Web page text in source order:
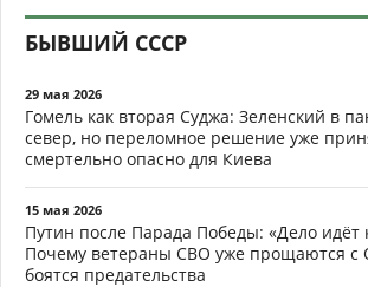
БЫВШИЙ СССР
29 мая 2026
Гомель как вторая Суджа: Зеленский в
север, но переломное решение уже
смертельно опасно для Киева
15 мая 2026
Путин после Парада Победы: «Дело
Почему ветераны СВО уже прощаются с
боятся предательства